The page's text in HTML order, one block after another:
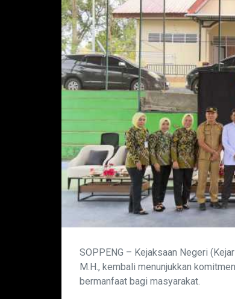
SOPPENG – Kejaksaan Negeri
M.H., kembali menunjukkan
bermanfaat bagi masyarakat.